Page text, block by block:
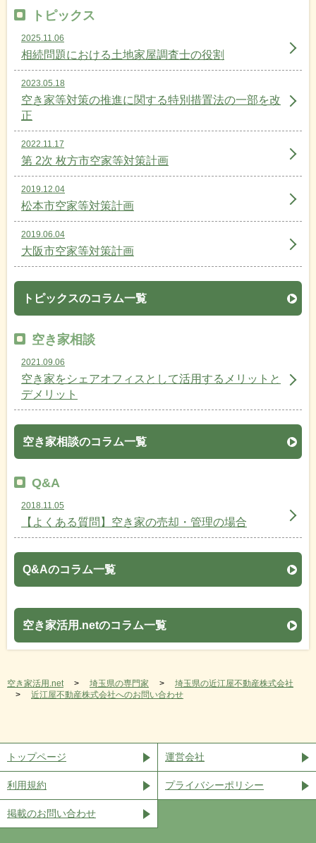
トピックス
2025.11.06
相続問題における土地家屋調査士の役割
2023.05.18
空き家等対策の推進に関する特別措置法の一部を改
正
2022.11.17
第 2次 枚方市空家等対策計画
2019.12.04
松本市空家等対策計画
2019.06.04
大阪市空家等対策計画
トピックスのコラム一覧
空き家相談
2021.09.06
空き家をシェアオフィスとして活用するメリットと
デメリット
空き家相談のコラム一覧
Q&A
2018.11.05
【よくある質問】空き家の売却・管理の場合
Q&Aのコラム一覧
空き家活用.netのコラム一覧
空き家活用.net 埼玉県の専門家
埼玉県の近江屋不動産株式会社
近江屋不動産株式会社へのお問い合わせ
トップページ 運営会社
利用規約 プライバシーポリシー
掲載のお問い合わせ